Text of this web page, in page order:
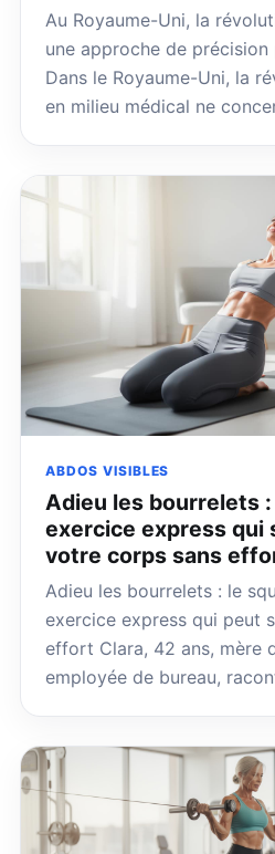
Au Royaume-Uni, la
une approche de
Dans le Royaume-Uni, la
en milieu médical ne
ABDOS VISIBLES
Adieu les bourrelets
exercice express qui
votre corps sans
Adieu les bourrelets : le
exercice express qui peut
effort Clara, 42 ans, mère
employée de bureau,